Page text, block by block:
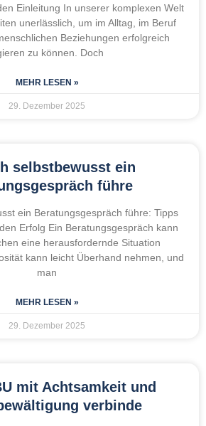
Einleitung In unserer komplexen Welt
unerlässlich, um im Alltag, im Beruf
Beziehungen erfolgreich
zu können. Doch
MEHR LESEN »
29. Dezember 2025
selbstbewusst ein
führe
ein Beratungsgespräch führe: Tipps
Erfolg Ein Beratungsgespräch kann
eine herausfordernde Situation
kann leicht Überhand nehmen, und
man
MEHR LESEN »
29. Dezember 2025
mit Achtsamkeit und
verbinde